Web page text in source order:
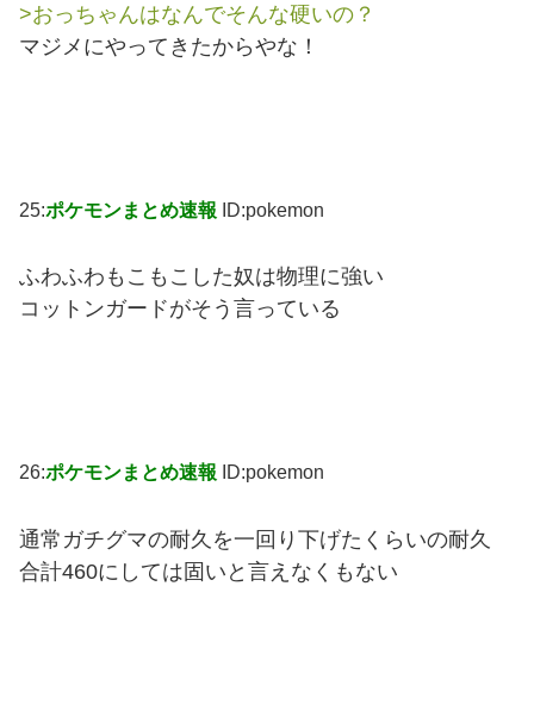
>おっちゃんはなんでそんな硬いの？
マジメにやってきたからやな！
25:ポケモンまとめ速報 ID:pokemon
ふわふわもこもこした奴は物理に強い
コットンガードがそう言っている
26:ポケモンまとめ速報 ID:pokemon
通常ガチグマの耐久を一回り下げたくらいの耐久
合計460にしては固いと言えなくもない